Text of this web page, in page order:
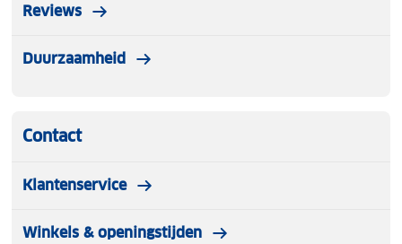
Reviews
Duurzaamheid
Contact
Klantenservice
Winkels & openingstijden